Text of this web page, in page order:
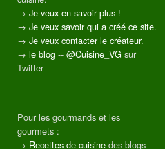
→ Je veux en savoir plus !
→ Je veux savoir qui a créé ce site.
→ Je veux contacter le créateur.
→ le blog -- @Cuisine_VG sur
Twitter
Pour les gourmands et les
gourmets :
→ Recettes de cuisine des blogs